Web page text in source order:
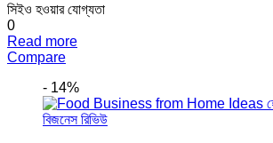
সিইও হওয়ার যোগ্যতা
0
Read more
Compare
- 14%